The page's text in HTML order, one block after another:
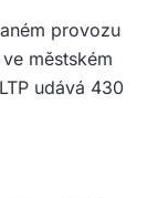
provozu
městském
udává 430